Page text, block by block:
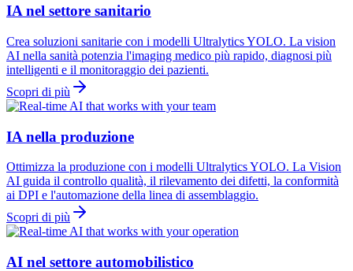
IA nel settore sanitario
Crea soluzioni sanitarie con i modelli Ultralytics YOLO. La vision
AI nella sanità potenzia l'imaging medico più rapido, diagnosi più
intelligenti e il monitoraggio dei pazienti.
Scopri di più
IA nella produzione
Ottimizza la produzione con i modelli Ultralytics YOLO. La Vision
AI guida il controllo qualità, il rilevamento dei difetti, la conformità
ai DPI e l'automazione della linea di assemblaggio.
Scopri di più
AI nel settore automobilistico